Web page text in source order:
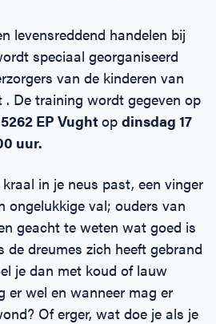
levensreddend handelen bij
speciaal georganiseerd
van de kinderen van
De training wordt gegeven op
EP Vughtop dinsdag 17
uur.
in je neus past, een vinger
ongelukkige val; ouders van
geacht te weten wat goed is
dreumes zich heeft gebrand
je dan met koud of lauw
er wel en wanneer mag er
Of erger, wat doe je als je